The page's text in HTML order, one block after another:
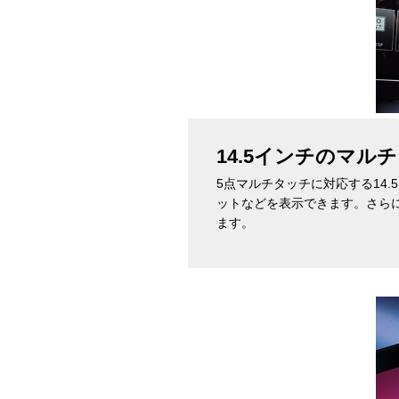
14.5インチのマル
5点マルチタッチに対応する
ットなどを表示できます。さら
ます。